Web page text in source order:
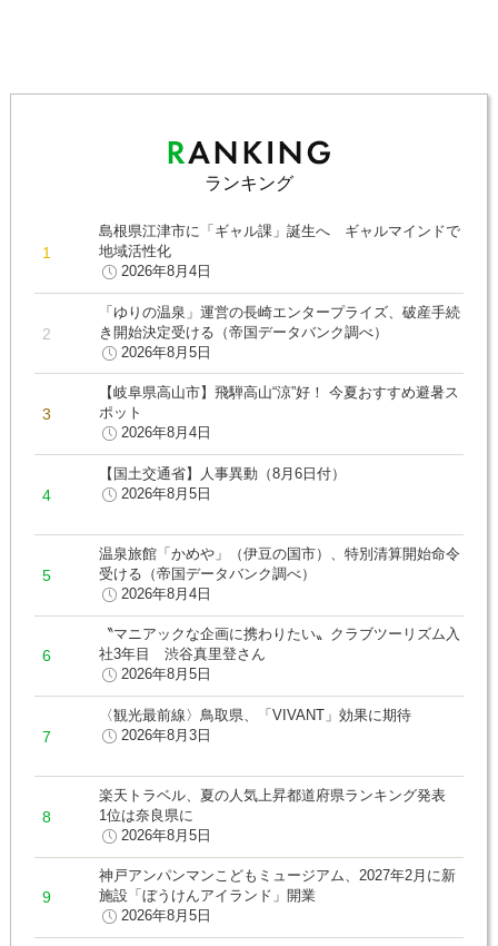
ランキング
島根県江津市に「ギャル課」誕生へ ギャルマインドで
地域活性化
2026年8月4日
「ゆりの温泉」運営の長崎エンタープライズ、破産手続
き開始決定受ける（帝国データバンク調べ）
2026年8月5日
【岐阜県高山市】飛騨高山“涼”好！ 今夏おすすめ避暑ス
ポット
2026年8月4日
【国土交通省】人事異動（8月6日付）
2026年8月5日
温泉旅館「かめや」（伊豆の国市）、特別清算開始命令
受ける（帝国データバンク調べ）
2026年8月4日
〝マニアックな企画に携わりたい〟クラブツーリズム入
社3年目 渋谷真里登さん
2026年8月5日
〈観光最前線〉鳥取県、「VIVANT」効果に期待
2026年8月3日
楽天トラベル、夏の人気上昇都道府県ランキング発表
1位は奈良県に
2026年8月5日
神戸アンパンマンこどもミュージアム、2027年2月に新
施設「ぼうけんアイランド」開業
2026年8月5日